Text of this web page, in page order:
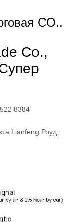
CO.,
Co.,
8384
Lianfeng Роуд,